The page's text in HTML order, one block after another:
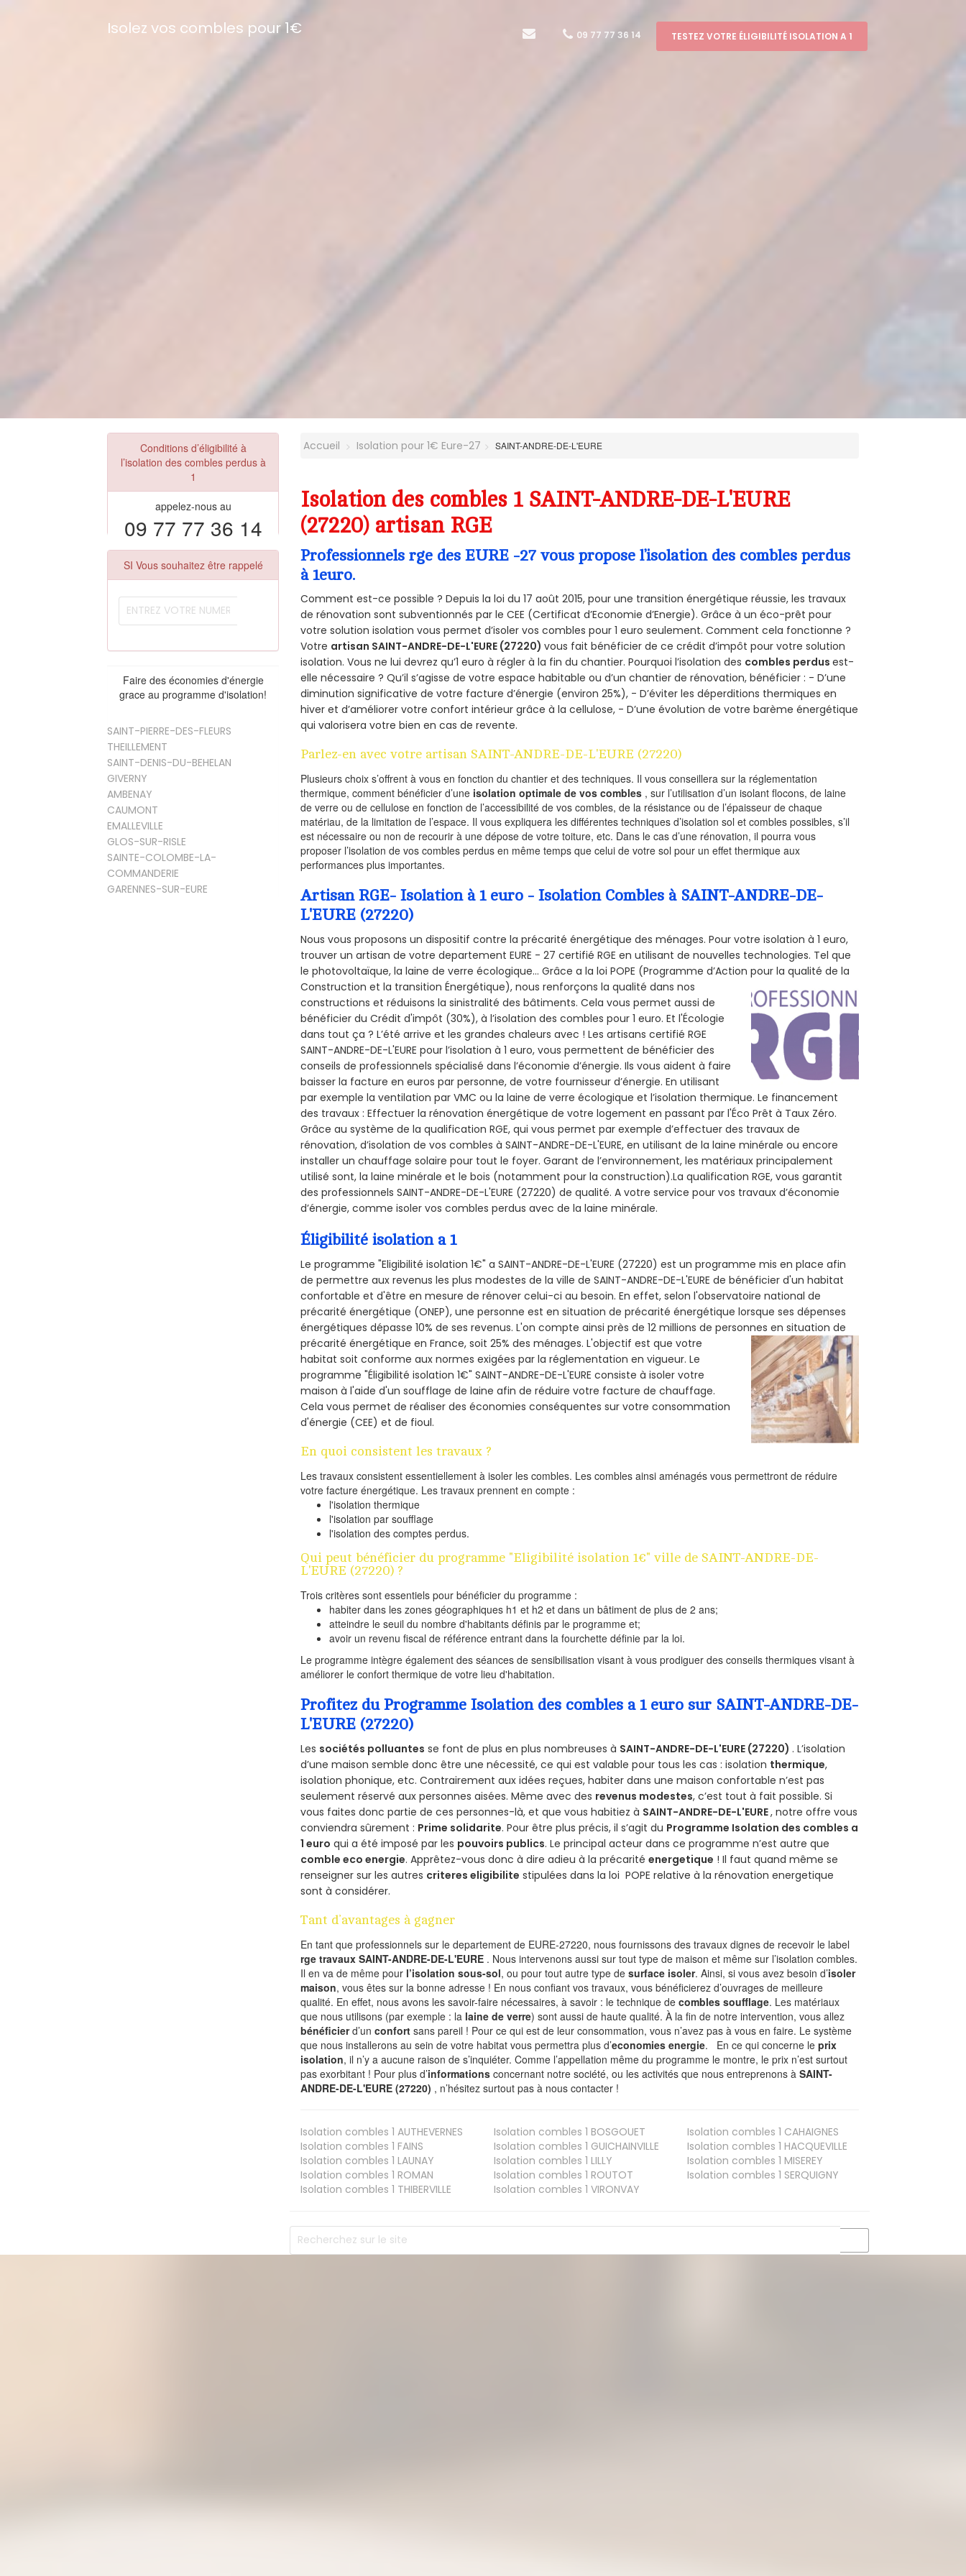
Isolez vos combles pour 1€ 09 77 77 36 14 TESTEZ VOTRE ÉLIGIBILITÉ ISOLATION A 1
Conditions d’éligibilité à
l’isolation des combles perdus à
1
appelez-nous au
09 77 77 36 14
SI Vous souhaitez être rappelé
Faire des économies d'énergie
grace au programme d'isolation!
SAINT-PIERRE-DES-FLEURS
THEILLEMENT
SAINT-DENIS-DU-BEHELAN
GIVERNY
AMBENAY
CAUMONT
EMALLEVILLE
GLOS-SUR-RISLE
SAINTE-COLOMBE-LA-
COMMANDERIE
GARENNES-SUR-EURE
Accueil Isolation pour 1€ Eure-27 SAINT-ANDRE-DE-L'EURE
Isolation des combles 1 SAINT-ANDRE-DE-L'EURE
(27220) artisan RGE
Professionnels rge des EURE -27 vous propose l’isolation des combles perdus
à 1euro.
Comment est-ce possible ? Depuis la loi du 17 août 2015, pour une transition énergétique réussie, les travaux
de rénovation sont subventionnés par le CEE (Certificat d’Economie d’Energie). Grâce à un éco-prêt pour
votre solution isolation vous permet d’isoler vos combles pour 1 euro seulement. Comment cela fonctionne ?
Votre artisan SAINT-ANDRE-DE-L'EURE (27220)vous fait bénéficier de ce crédit d’impôt pour votre solution
isolation. Vous ne lui devrez qu’1 euro à régler à la fin du chantier. Pourquoi l’isolation des combles perdusest-
elle nécessaire ? Qu’il s’agisse de votre espace habitable ou d’un chantier de rénovation, bénéficier : - D’une
diminution significative de votre facture d’énergie (environ 25%), - D’éviter les déperditions thermiques en
hiver et d’améliorer votre confort intérieur grâce à la cellulose, - D’une évolution de votre barème énergétique
qui valorisera votre bien en cas de revente.
Parlez-en avec votre artisan SAINT-ANDRE-DE-L'EURE (27220)
Plusieurs choix s’offrent à vous en fonction du chantier et des techniques. Il vous conseillera sur la réglementation
thermique, comment bénéficier d’une isolation optimale de vos combles , sur l’utilisation d’un isolant flocons, de laine
de verre ou de cellulose en fonction de l’accessibilité de vos combles, de la résistance ou de l’épaisseur de chaque
matériau, de la limitation de l’espace. Il vous expliquera les différentes techniques d’isolation sol et combles possibles, s’il
est nécessaire ou non de recourir à une dépose de votre toiture, etc. Dans le cas d’une rénovation, il pourra vous
proposer l’isolation de vos combles perdus en même temps que celui de votre sol pour un effet thermique aux
performances plus importantes.
Artisan RGE- Isolation à 1 euro - Isolation Combles à SAINT-ANDRE-DE-
L'EURE (27220)
Nous vous proposons un dispositif contre la précarité énergétique des ménages. Pour votre isolation à 1 euro,
trouver un artisan de votre departement EURE - 27 certifié RGE en utilisant de nouvelles technologies. Tel que
le photovoltaïque, la laine de verre écologique... Grâce a la loi POPE (Programme d’Action pour la qualité de la
Construction et la transition Énergétique), nous renforçons la qualité dans nos
constructions et réduisons la sinistralité des bâtiments. Cela vous permet aussi de
bénéficier du Crédit d'impôt (30%), à l’isolation des combles pour 1 euro. Et l'Écologie
dans tout ça ? L’été arrive et les grandes chaleurs avec ! Les artisans certifié RGE
SAINT-ANDRE-DE-L'EURE pour l’isolation à 1 euro, vous permettent de bénéficier des
conseils de professionnels spécialisé dans l’économie d’énergie. Ils vous aident à faire
baisser la facture en euros par personne, de votre fournisseur d’énergie. En utilisant
par exemple la ventilation par VMC ou la laine de verre écologique et l’isolation thermique. Le financement
des travaux : Effectuer la rénovation énergétique de votre logement en passant par l'Éco Prêt à Taux Zéro.
Grâce au système de la qualification RGE, qui vous permet par exemple d’effectuer des travaux de
rénovation, d’isolation de vos combles à SAINT-ANDRE-DE-L'EURE, en utilisant de la laine minérale ou encore
installer un chauffage solaire pour tout le foyer. Garant de l’environnement, les matériaux principalement
utilisé sont, la laine minérale et le bois (notamment pour la construction).La qualification RGE, vous garantit
des professionnels SAINT-ANDRE-DE-L'EURE (27220) de qualité. A votre service pour vos travaux d’économie
d’énergie, comme isoler vos combles perdus avec de la laine minérale.
Éligibilité isolation a 1
Le programme "Eligibilité isolation 1€" a SAINT-ANDRE-DE-L'EURE (27220) est un programme mis en place afin
de permettre aux revenus les plus modestes de la ville de SAINT-ANDRE-DE-L'EURE de bénéficier d'un habitat
confortable et d'être en mesure de rénover celui-ci au besoin. En effet, selon l'observatoire national de
précarité énergétique (ONEP), une personne est en situation de précarité énergétique lorsque ses dépenses
énergétiques dépasse 10% de ses revenus. L'on compte ainsi près de 12 millions de personnes en situation de
précarité énergétique en France, soit 25% des ménages.L'objectif est que votre
habitat soit conforme aux normes exigées par la réglementation en vigueur. Le
programme "Éligibilité isolation 1€" SAINT-ANDRE-DE-L'EURE consiste à isoler votre
maison à l'aide d'un soufflage de laine afin de réduire votre facture de chauffage.
Cela vous permet de réaliser des économies conséquentes sur votre consommation
d'énergie (CEE) et de fioul.
En quoi consistent les travaux ?
Les travaux consistent essentiellement à isoler les combles. Les combles ainsi aménagés vous permettront de réduire
votre facture énergétique. Les travaux prennent en compte :
l'isolation thermique
l'isolation par soufflage
l'isolation des comptes perdus.
Qui peut bénéficier du programme "Eligibilité isolation 1€" ville de SAINT-ANDRE-DE-
L'EURE (27220) ?
Trois critères sont essentiels pour bénéficier du programme :
habiter dans les zones géographiques h1 et h2 et dans un bâtiment de plus de 2 ans;
atteindre le seuil du nombre d'habitants définis par le programme et;
avoir un revenu fiscal de référence entrant dans la fourchette définie par la loi.
Le programme intègre également des séances de sensibilisation visant à vous prodiguer des conseils thermiques visant à
améliorer le confort thermique de votre lieu d'habitation.
Profitez du Programme Isolation des combles a 1 euro sur SAINT-ANDRE-DE-
L'EURE (27220)
Les sociétés polluantes se font de plus en plus nombreuses à SAINT-ANDRE-DE-L'EURE (27220) . L’isolation
d’une maison semble donc être une nécessité, ce qui est valable pour tous les cas : isolation thermique,
isolation phonique, etc. Contrairement aux idées reçues, habiter dans une maison confortable n’est pas
seulement réservé aux personnes aisées. Même avec des revenus modestes, c’est tout à fait possible. Si
vous faites donc partie de ces personnes-là, et que vous habitiez à SAINT-ANDRE-DE-L'EURE, notre offre vous
conviendra sûrement : Prime solidarite. Pour être plus précis, il s’agit du Programme Isolation des combles a
1 euro qui a été imposé par les pouvoirs publics. Le principal acteur dans ce programme n’est autre que
comble eco energie. Apprêtez-vous donc à dire adieu à la précaritéenergetique ! Il faut quand même se
renseigner sur les autres criteres eligibilite stipulées dans la loi POPE relative à la rénovation energetique
sont à considérer.
Tant d’avantages à gagner
En tant que professionnels sur le departement de EURE-27220, nous fournissons des travaux dignes de recevoir le label
rge travaux SAINT-ANDRE-DE-L'EURE . Nous intervenons aussi sur tout type de maison et même sur l’isolation combles.
Il en va de même pour l’isolation sous-sol, ou pour tout autre type desurface isoler. Ainsi, si vous avez besoin d’isoler
maison, vous êtes sur la bonne adresse ! En nous confiant vos travaux, vous bénéficierez d’ouvrages de meilleure
qualité. En effet, nous avons les savoir-faire nécessaires, à savoir : le technique decombles soufflage. Les matériaux
que nous utilisons (par exemple : la laine de verre) sont aussi de haute qualité. À la fin de notre intervention, vous allez
bénéficierd’unconfort sans pareil ! Pour ce qui est de leur consommation, vous n’avez pas à vous en faire. Le système
que nous installerons au sein de votre habitat vous permettra plus d’economies energie. En ce qui concerne leprix
isolation, il n’y a aucune raison de s’inquiéter. Comme l’appellation même du programme le montre, le prix n’est surtout
pas exorbitant ! Pour plus d’informations concernant notre société, ou les activités que nous entreprenons àSAINT-
ANDRE-DE-L'EURE (27220) , n’hésitez surtout pas à nous contacter !
Isolation combles 1 AUTHEVERNES Isolation combles 1 BOSGOUET Isolation combles 1 CAHAIGNES
Isolation combles 1 FAINS Isolation combles 1 GUICHAINVILLE Isolation combles 1 HACQUEVILLE
Isolation combles 1 LAUNAY Isolation combles 1 LILLY Isolation combles 1 MISEREY
Isolation combles 1 ROMAN Isolation combles 1 ROUTOT Isolation combles 1 SERQUIGNY
Isolation combles 1 THIBERVILLE Isolation combles 1 VIRONVAY